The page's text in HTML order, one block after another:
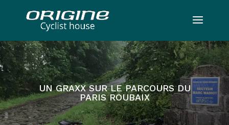
UN GRAXX SUR LE PARCOURS DU
PARIS ROUBAIX